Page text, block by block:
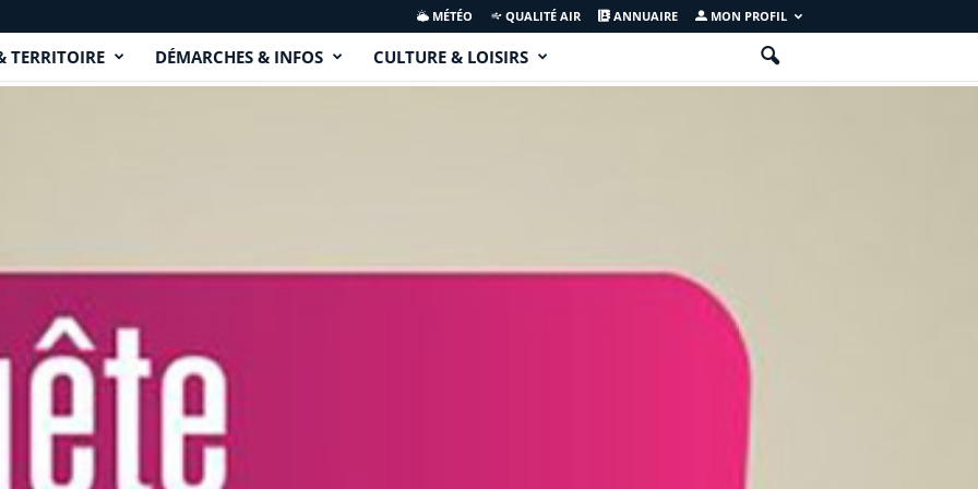
MÉTÉO QUALITÉ AIR ANNUAIRE MON PROFIL
TERRITOIRE DÉMARCHES & INFOS CULTURE & LOISIRS